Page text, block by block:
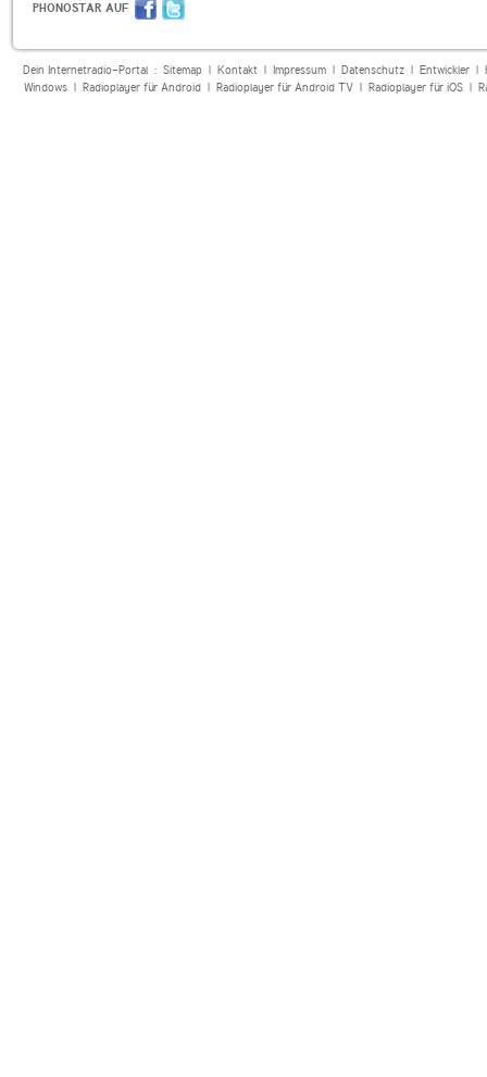
PHONOSTAR AUF
Dein Internetradio-Portal : Sitemap| Kontakt| Impressum| Datenschutz| Entwickler|
Windows| Radioplayer für Android| Radioplayer für Android TV| Radioplayer für iOS|